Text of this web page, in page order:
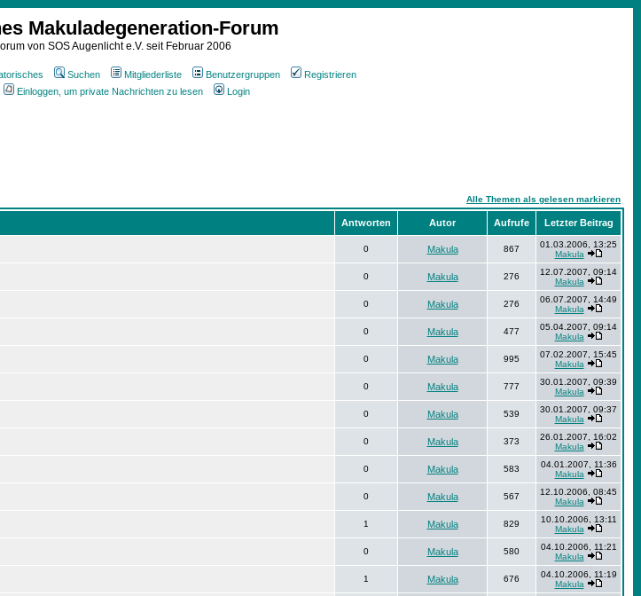
Makuladegeneration-Forum
von SOS Augenlicht e.V. seit Februar 2006
Suchen Mitgliederliste Benutzergruppen
Registrieren
Einloggen, um private Nachrichten zu lesen Login
Alle Themen als gelesen markieren
Antworten Autor Aufrufe Letzter Beitrag
0 Makula 867
01.03.2006, 13:25
Makula
0 Makula 276
12.07.2007, 09:14
Makula
0 Makula 276
06.07.2007, 14:49
Makula
0 Makula 477
05.04.2007, 09:14
Makula
0 Makula 995
07.02.2007, 15:45
Makula
0 Makula 777
30.01.2007, 09:39
Makula
0 Makula 539
30.01.2007, 09:37
Makula
0 Makula 373
26.01.2007, 16:02
Makula
0 Makula 583
04.01.2007, 11:36
Makula
0 Makula 567
12.10.2006, 08:45
Makula
1 Makula 829
10.10.2006, 13:11
Makula
0 Makula 580
04.10.2006, 11:21
Makula
1 Makula 676
04.10.2006, 11:19
Makula